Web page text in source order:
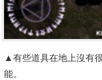
▲有些道具在地上沒有
能。